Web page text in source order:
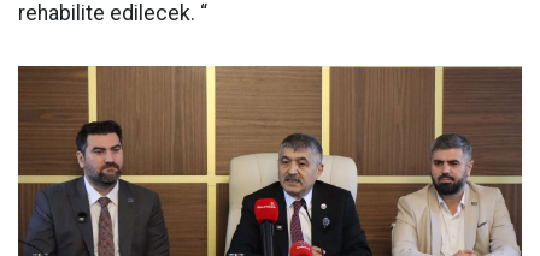
rehabilite edilecek. “